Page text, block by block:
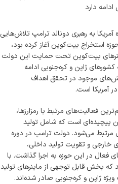
به رهبری دونالد ترامپ تلاش‌هایی
استخراج بیت‌کوین آغاز کرده بود،
بیت‌کوین تحت حمایت این دولت
ژاپن و کره‌جنوبی ادامه
موجود در تحقق اهداف
آمریکا است.
فعالیت‌های مرتبط با رمزارزها،
پیچیده‌ای است که شامل تولید
مرتبط می‌شود. دولت ترامپ در دوره
خارجی و تقویت تولید داخلی،
فعال در این حوزه به اجرا گذاشت. با
بخش قابل توجهی از ماینرهای تولید
ویژه ژاپن و کره‌جنوبی صادر شده‌اند.